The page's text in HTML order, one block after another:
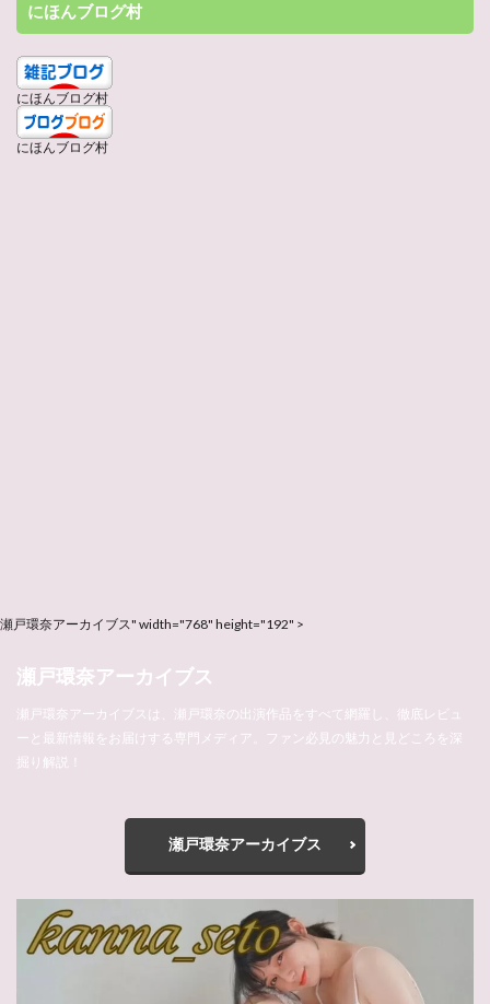
にほんブログ村
にほんブログ村
にほんブログ村
瀬戸環奈アーカイブス" width="768" height="192" >
瀬戸環奈アーカイブス
瀬戸環奈アーカイブスは、瀬戸環奈の出演作品をすべて網羅し、徹底レビュ
ーと最新情報をお届けする専門メディア。ファン必見の魅力と見どころを深
掘り解説！
瀬戸環奈アーカイブス